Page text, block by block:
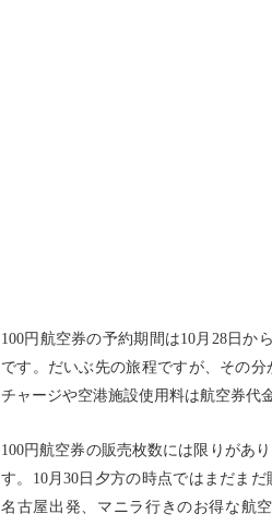
100円航空券の予約期間は10月28日か
です。だいぶ先の旅程ですが、その
チャージや空港施設使用料は航空券代
100円航空券の販売枚数には限りがあ
す。10月30日夕方の時点ではまだま
名古屋出発、マニラ行きのお得な航